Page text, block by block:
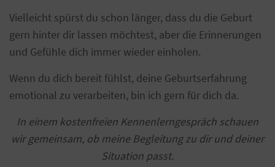
Vielleicht spürst du schon länger, dass du die Geburt
gern hinter dir lassen möchtest, aber die Erinnerungen
und Gefühle dich immer wieder einholen.
Wenn du dich bereit fühlst, deine Geburtserfahrung
emotional zu verarbeiten, bin ich gern für dich da.
In einem kostenfreien Kennenlerngespräch schauen
wir gemeinsam, ob meine Begleitung zu dir und deiner
Situation passt.